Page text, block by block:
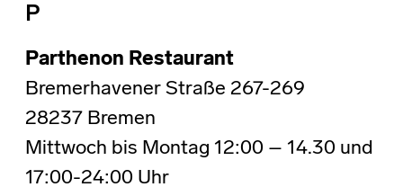
P
Parthenon Restaurant
Bremerhavener Straße 267-269
28237 Bremen
Mittwoch bis Montag 12:00 – 14.30 und
17:00-24:00 Uhr